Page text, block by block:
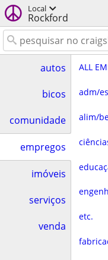
Local
Rockford
autos
bicos
comunidade
empregos
imóveis
serviços
venda
ALL
adm/
alim/
etc.